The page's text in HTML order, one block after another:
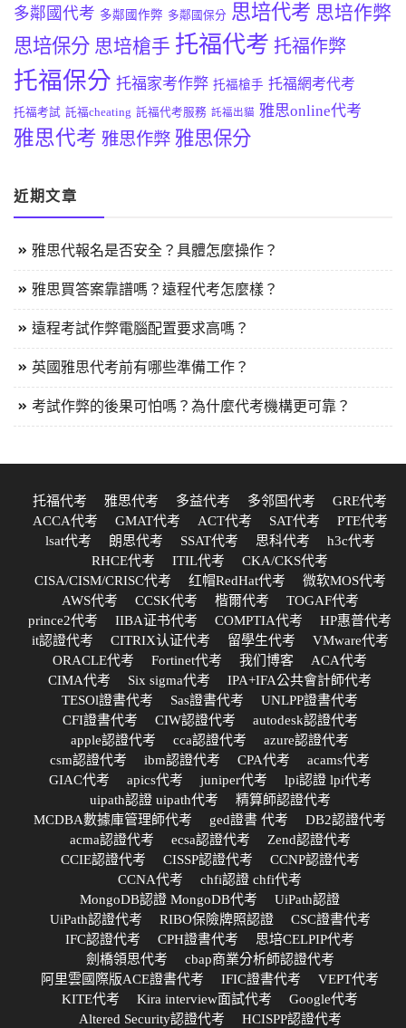
多鄰國代考 多鄰國作弊 多鄰國保分 思培代考 思培作弊
思培保分 思培槍手 托福代考 托福作弊
托福保分 托福家考作弊 托福槍手 托福網考代考
托福考試 託福cheating 託福代考服務 託福出貓 雅思online代考
雅思代考 雅思作弊 雅思保分
近期文章
雅思代報名是否安全？具體怎麼操作？
雅思買答案靠譜嗎？遠程代考怎麼樣？
遠程考試作弊電腦配置要求高嗎？
英國雅思代考前有哪些準備工作？
考試作弊的後果可怕嗎？為什麼代考機構更可靠？
托福代考 雅思代考 多益代考 多邻国代考
GRE代考
ACCA代考
GMAT代考 ACT代考 SAT代考
PTE代考
lsat代考
朗思代考 SSAT代考 思科代考
h3c代考
RHCE代考
ITIL代考
CKA/CKS代考
CISA/CISM/CRISC代考
红帽RedHat代考
微软MOS代考
AWS代考
CCSK代考 楷爾代考
TOGAF代考
prince2代考
IIBA证书代考 COMPTIA代考
HP惠普代考
it認證代考
CITRIX认证代考 留學生代考
VMware代考
ORACLE代考
Fortinet代考 我们博客
ACA代考
CIMA代考
Six sigma代考
IPA+IFA公共會計師代考
TESOl證書代考
Sas證書代考
UNLPP證書代考
CFI證書代考
CIW認證代考
autodesk認證代考
apple認證代考
cca認證代考
azure認證代考
csm認證代考
ibm認證代考 CPA代考
acams代考
GIAC代考
apics代考 juniper代考
lpi認證 lpi代考
uipath認證 uipath代考
精算師認證代考
MCDBA數據庫管理師代考
ged證書 代考
DB2認證代考
acma認證代考
ecsa認證代考
Zend認證代考
CCIE認證代考
CISSP認證代考
CCNP認證代考
CCNA代考
chfi認證 chfi代考
MongoDB認證 MongoDB代考
UiPath認證
UiPath認證代考
RIBO保險牌照認證
CSC證書代考
IFC認證代考
CPH證書代考
思培CELPIP代考
劍橋領思代考
cbap商業分析師認證代考
阿里雲國際版ACE證書代考
IFIC證書代考
VEPT代考
KITE代考
Kira interview面試代考
Google代考
Altered Security認證代考
HCISPP認證代考